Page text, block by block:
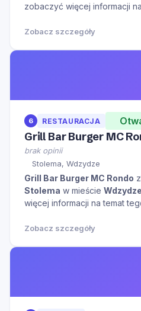
zobaczyć więcej informacji
Zobacz szczegóły
6 RESTAURACJA
Grill Bar Burger MC
brak opinii
Stolema, Wdzydze
Grill Bar Burger MC Rondo
Stolema w mieście Wdzydze
więcej informacji na temat
Zobacz szczegóły